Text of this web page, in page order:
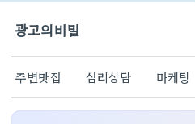
광고의비밀
주변맛집 심리상담 마케팅